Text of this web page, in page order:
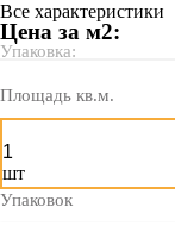
Все характеристики
Цена за м2:
Упаковка:
Площадь кв.м.
шт
Упаковок